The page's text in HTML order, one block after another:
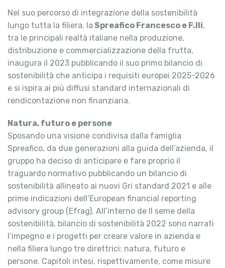
Nel suo percorso di integrazione della sostenibilità
lungo tutta la filiera, la Spreafico Francesco e F.lli,
tra le principali realtà italiane nella produzione,
distribuzione e commercializzazione della frutta,
inaugura il 2023 pubblicando il suo primo bilancio di
sostenibilità che anticipa i requisiti europei 2025-2026
e si ispira ai più diffusi standard internazionali di
rendicontazione non finanziaria.
Natura, futuro e persone
Sposando una visione condivisa dalla famiglia
Spreafico, da due generazioni alla guida dell’azienda, il
gruppo ha deciso di anticipare e fare proprio il
traguardo normativo pubblicando un bilancio di
sostenibilità allineato ai nuovi Gri standard 2021 e alle
prime indicazioni dell’European financial reporting
advisory group (Efrag). All’interno de Il seme della
sostenibilità, bilancio di sostenibilità 2022 sono narrati
l’impegno e i progetti per creare valore in azienda e
nella filiera lungo tre direttrici: natura, futuro e
persone. Capitoli intesi, rispettivamente, come misure